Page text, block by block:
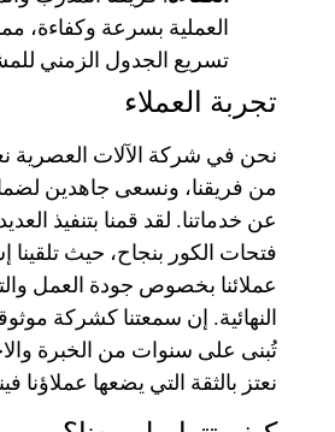
العملية بسرعة وكفاءة،
تسريع الجدول الزمني
تجربة العملاء
نحن في شركة الآلات العصرية
من فريقنا، ونسعى جاهدين
عن خدماتنا. لقد قمنا بتنفيذ
فتحات الكور بنجاح، حيث
عملائنا بخصوص جودة العمل
النهائية. إن سمعتنا كشركة
تُبنى على سنوات من الخبرة
نعتز بالثقة التي يضعها عملاؤنا